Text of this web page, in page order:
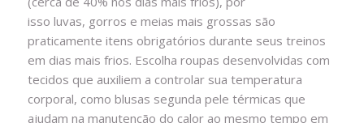
isso luvas, gorros e meias mais grossas são
praticamente itens obrigatórios durante seus treinos
em dias mais frios. Escolha roupas desenvolvidas com
tecidos que auxiliem a controlar sua temperatura
corporal, como blusas segunda pele térmicas que
ajudam na manutenção do calor ao mesmo tempo em